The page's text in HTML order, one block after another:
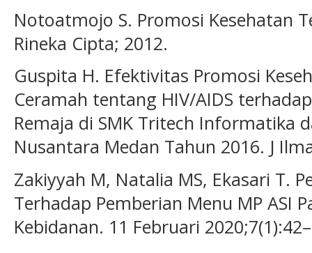
Notoatmojo S. Promosi Kesehatan
Rineka Cipta; 2012.
Guspita H. Efektivitas Promosi
Ceramah tentang HIV/AIDS
Remaja di SMK Tritech Informatika
Nusantara Medan Tahun 2016. J
Zakiyyah M, Natalia MS, Ekasari T.
Terhadap Pemberian Menu MP ASI
Kebidanan. 11 Februari